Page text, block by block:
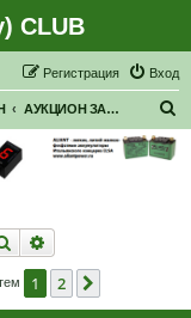
CLUB
Вход
Регистрация
АУКЦИОН ЗАПЧАСТЕЙ
Поиск
1 2